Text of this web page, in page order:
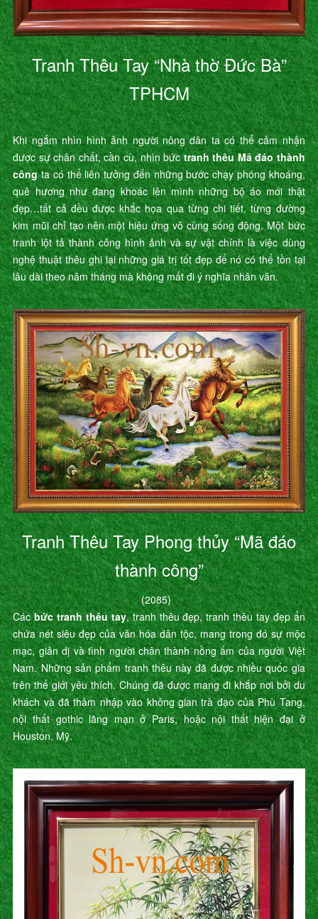
Tranh Thêu Tay “Nhà thờ Đức Bà”
TPHCM
Khi ngắm nhìn hình ảnh người nông dân ta có thể cảm nhận
được sự chân chất, cần cù, nhìn bứctranh thêu Mã đáo thành
côngta có thể liên tưởng đến những bước chạy phóng khoáng,
quê hương như đang khoác lên mình những bộ áo mới thật
đẹp…tất cả đều được khắc họa qua từng chi tiết, từng đường
kim mũi chỉ tạo nên một hiệu ứng vô cùng sống động. Một bức
tranh lột tả thành công hình ảnh và sự vật chính là việc dùng
nghệ thuật thêu ghi lại những giá trị tốt đẹp để nó có thể tồn tại
lâu dài theo năm tháng mà không mất đi ý nghĩa nhân văn.
Tranh Thêu Tay Phong thủy “Mã đáo
thành công”
(2085)
Cácbức tranh thêu tay, tranh thêu đẹp, tranh thêu tay đẹp ẩn
chứa nét siêu đẹp của văn hóa dân tộc, mang trong đó sự mộc
mạc, giản dị và tình người chân thành nồng ấm của người Việt
Nam. Những sản phẩm tranh thêu này đã được nhiều quốc gia
trên thế giới yêu thích. Chúng đã được mang đi khắp nơi bởi du
khách và đã thâm nhập vào không gian trà đạo của Phù Tang,
nội thất gothic lãng mạn ở Paris, hoặc nội thất hiện đại ở
Houston, Mỹ.